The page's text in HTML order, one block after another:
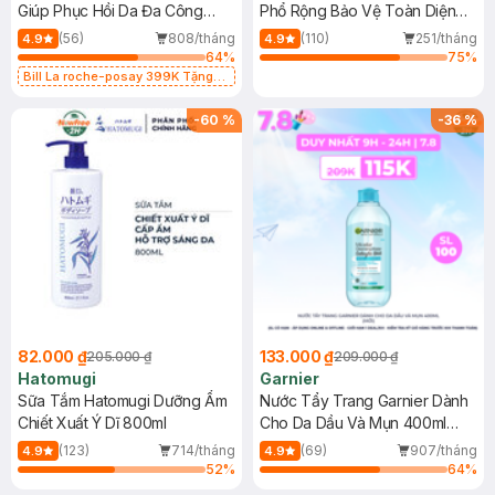
Giúp Phục Hồi Da Đa Công
Dụng 40ml
4.9 (56)
808/tháng
64%
Bill La roche-posay 399K Tặng
(SL có hạn)
Phổ Rộng Bảo Vệ Toàn Diện
40ml
4.9 (110)
251/tháng
75%
-60 %
82.000 ₫205.000 ₫
Hatomugi
Sữa Tắm Hatomugi Dưỡng Ẩm
Chiết Xuất Ý Dĩ 800ml
4.9 (123)
714/tháng
52%
-36%
133.000 ₫209.000 ₫
Garnier
Nước Tẩy Trang Garnier Dành
Cho Da Dầu Và Mụn 400ml
(Mới)
4.9 (69)
907/tháng
64%